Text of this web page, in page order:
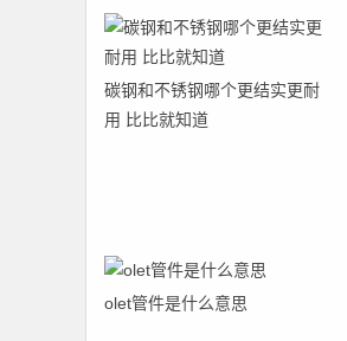
碳钢和不锈钢哪个更结实更耐
用 比比就知道
olet管件是什么意思